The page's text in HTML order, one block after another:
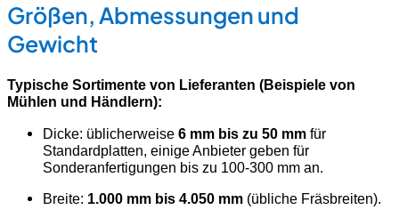
Größen, Abmessungen und
Gewicht
Typische Sortimente von Lieferanten (Beispiele von
Mühlen und Händlern):
Dicke: üblicherweise 6 mm bis zu 50 mm für
Standardplatten, einige Anbieter geben für
Sonderanfertigungen bis zu 100-300 mm an.
Breite: 1.000 mm bis 4.050 mm (übliche Fräsbreiten).